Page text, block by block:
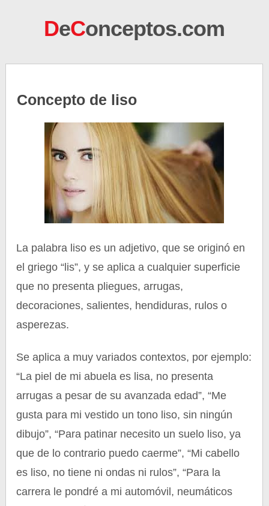
DeConceptos.com
Concepto de liso
La palabra liso es un adjetivo, que se originó en
el griego “lis”, y se aplica a cualquier superficie
que no presenta pliegues, arrugas,
decoraciones, salientes, hendiduras, rulos o
asperezas.
Se aplica a muy variados contextos, por ejemplo:
“La piel de mi abuela es lisa, no presenta
arrugas a pesar de su avanzada edad”, “Me
gusta para mi vestido un tono liso, sin ningún
dibujo”, “Para patinar necesito un suelo liso, ya
que de lo contrario puedo caerme”, “Mi cabello
es liso, no tiene ni ondas ni rulos”, “Para la
carrera le pondré a mi automóvil, neumáticos